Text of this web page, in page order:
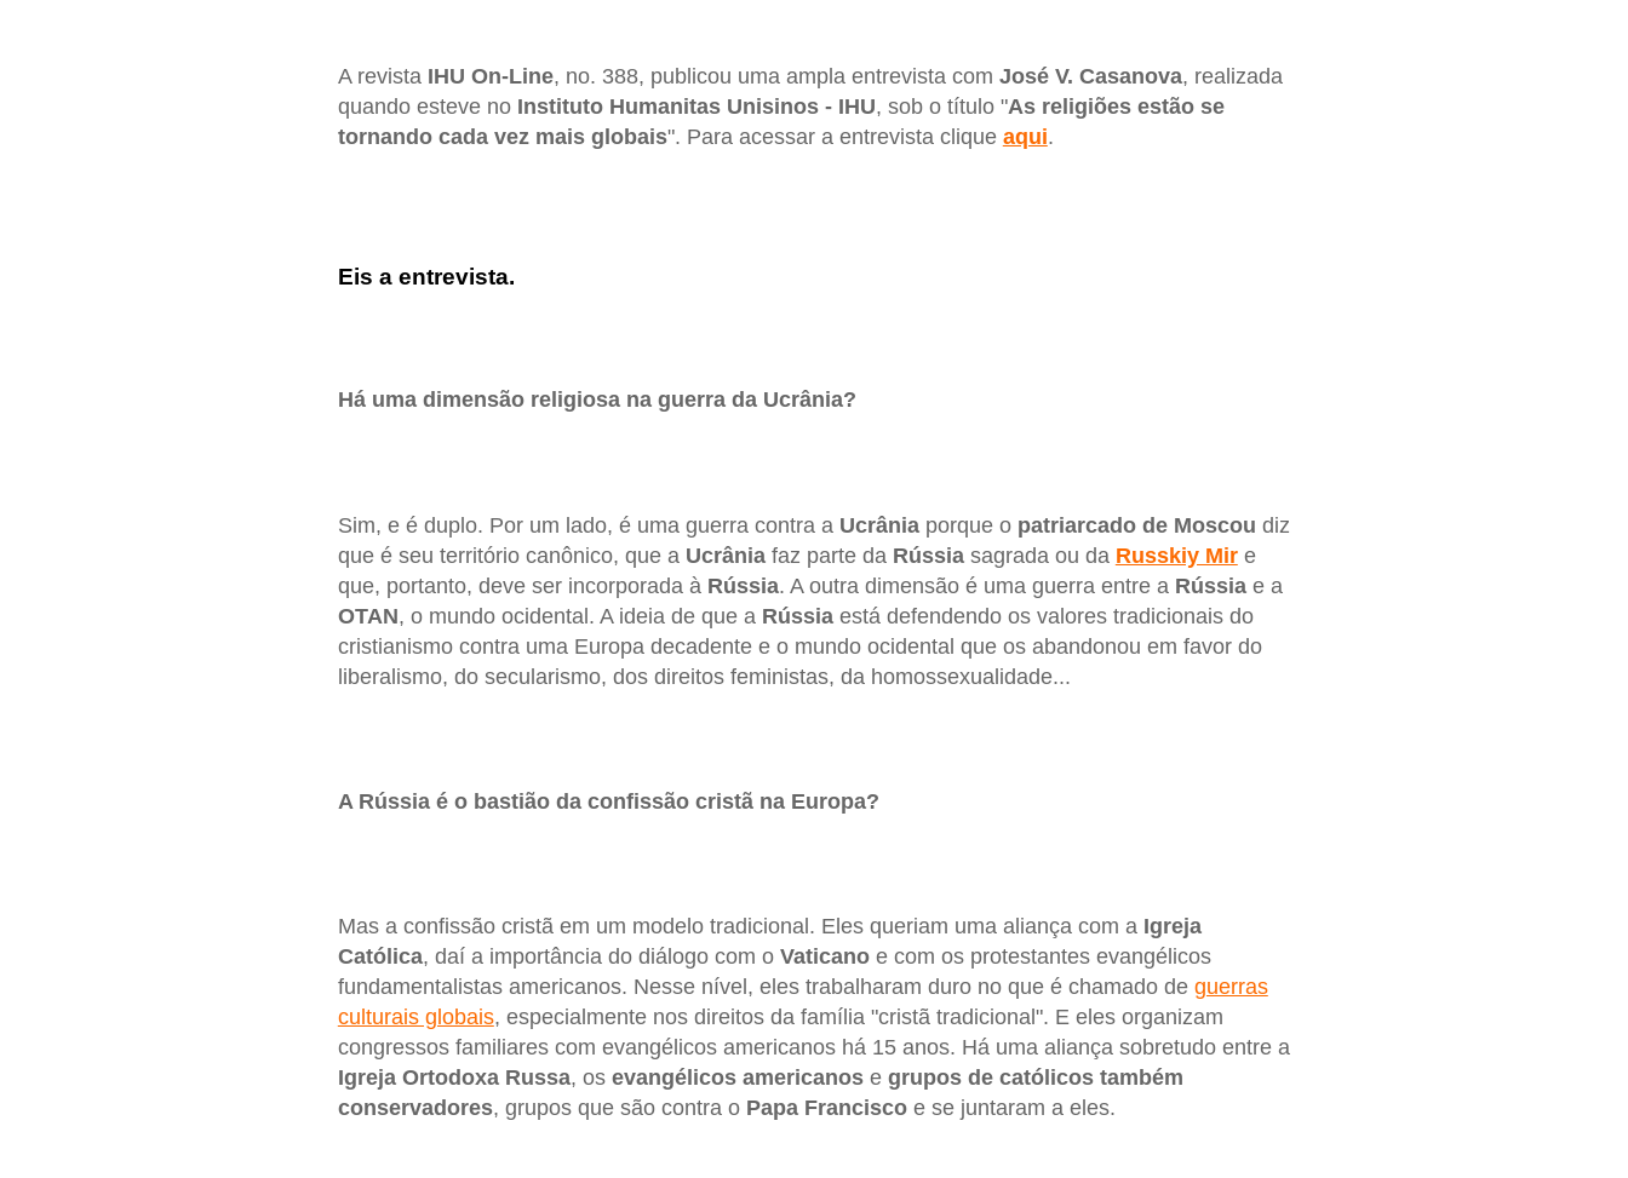
A revista IHU On-Line, no. 388, publicou uma ampla entrevista com José V. Casanova, realizada
quando esteve no Instituto Humanitas Unisinos - IHU, sob o título "As religiões estão se
tornando cada vez mais globais". Para acessar a entrevista clique aqui.
Eis a entrevista.
Há uma dimensão religiosa na guerra da Ucrânia?
Sim, e é duplo. Por um lado, é uma guerra contra a Ucrâniaporque o patriarcado de Moscou diz
que é seu território canônico, que a Ucrâniafaz parte da Rússiasagrada ou da Russkiy Mire
que, portanto, deve ser incorporada à Rússia. A outra dimensão é uma guerra entre a Rússiae a
OTAN, o mundo ocidental. A ideia de que a Rússiaestá defendendo os valores tradicionais do
cristianismo contra uma Europa decadente e o mundo ocidental que os abandonou em favor do
liberalismo, do secularismo, dos direitos feministas, da homossexualidade...
A Rússia é o bastião da confissão cristã na Europa?
Mas a confissão cristã em um modelo tradicional. Eles queriam uma aliança com a Igreja
Católica, daí a importância do diálogo com o Vaticanoe com os protestantes evangélicos
fundamentalistas americanos. Nesse nível, eles trabalharam duro no que é chamado de guerras
culturais globais, especialmente nos direitos da família "cristã tradicional". E eles organizam
congressos familiares com evangélicos americanos há 15 anos. Há uma aliança sobretudo entre a
Igreja Ortodoxa Russa, os evangélicos americanose grupos de católicos também
conservadores, grupos que são contra o Papa Franciscoe se juntaram a eles.